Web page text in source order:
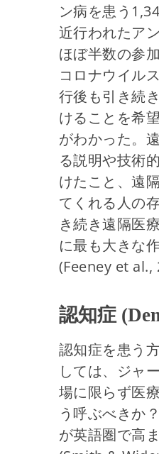
ン病を患う
近行われたア
ほぼ半数の参
コロナウイル
行後も引き続
けることを希
がわかった。
る説明や技術
けたこと、遠
てくれる人の
き続き遠隔医
に最も大きな
(Feeney et al.,
認知症
認知症を患う
しては、ジャ
場に限らず医
う呼ぶべきか
が英語圏で高